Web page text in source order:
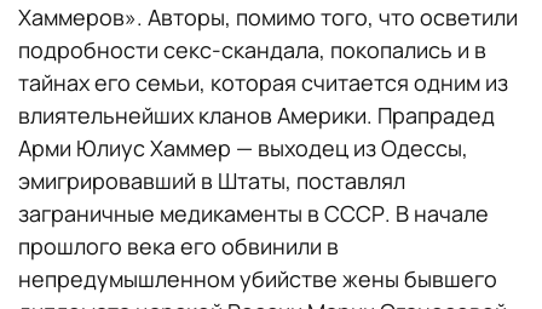
Хаммеров». Авторы, помимо того, что осветили
подробности секс-скандала, покопались и в
тайнах его семьи, которая считается одним из
влиятельнейших кланов Америки. Прапрадед
Арми Юлиус Хаммер — выходец из Одессы,
эмигрировавший в Штаты, поставлял
заграничные медикаменты в СССР. В начале
прошлого века его обвинили в
непредумышленном убийстве жены бывшего